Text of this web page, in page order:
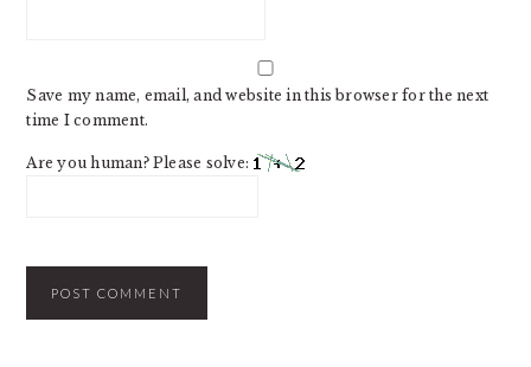
Save my name, email, and website in this browser for the next
time I comment.
Are you human? Please solve: